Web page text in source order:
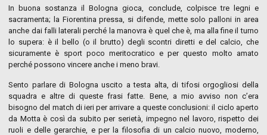
In buona sostanza il Bologna gioca, conclude, colpisce tre legni e
sacramenta; la Fiorentina pressa, si difende, mette solo palloni in area
anche dai falli laterali perché la manovra è quel che è, ma alla fine il turno
lo supera: è il bello (o il brutto) degli scontri diretti e del calcio, che
sicuramente è sport poco meritocratico e per questo molto amato
perché possono vincere anche i meno bravi.
Sento parlare di Bologna uscito a testa alta, di tifosi orgogliosi della
squadra e altre di queste frasi fatte. Bene, a mio avviso non c’era
bisogno del match di ieri per arrivare a queste conclusioni: il ciclo aperto
da Motta è così da subito per serietà, impegno nel lavoro, rispetto dei
ruoli e delle gerarchie, e per la filosofia di un calcio nuovo, moderno,